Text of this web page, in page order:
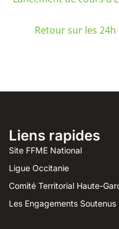
Retour sur les
Liens rapides
Site FFME National
Ligue Occitanie
Comité Territorial Haute-
Les Engagements Soutenus